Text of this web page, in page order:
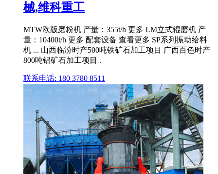
械,维科重工
MTW欧版磨粉机 产量：355t/h 更多 LM立式辊磨机 产
量：10400t/h 更多 配套设备 查看更多 SP系列振动给料
机 ... 山西临汾时产500吨铁矿石加工项目 广西百色时产
800吨铝矿石加工项目 .
联系电话: 180 3780 8511